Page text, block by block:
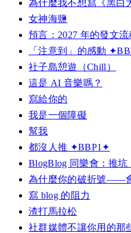
為什麼我不想寫《黑白
女神海鹽
預言：2027 年的發文流
「注意到」的感動
社子島憩遊（Chill）
這是 AI 音樂嗎？
寫給你的
我是一個障礙
幫我
都沒人推 ✦BBP1✦
BlogBlog 同樂會：推坑
為什麼你的破折號——
寫 blog 的阻力
渣打馬拉松
社群媒體不讓你用的那